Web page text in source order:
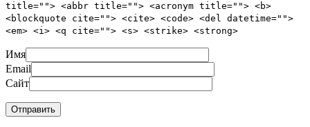
title=""> <abbr title=""> <acronym title=""> <b>
<blockquote cite=""> <cite> <code> <del datetime="">
<em> <i> <q cite=""> <s> <strike> <strong>
Имя
Email
Сайт